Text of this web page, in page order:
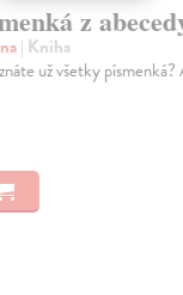
z
| Kniha
už všetky písmenká?